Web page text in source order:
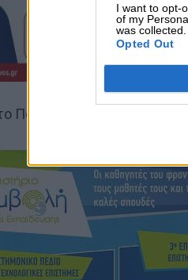
I want to opt-
of my
was collected.
Opted Out
Πολιτιστικό Κέντρο